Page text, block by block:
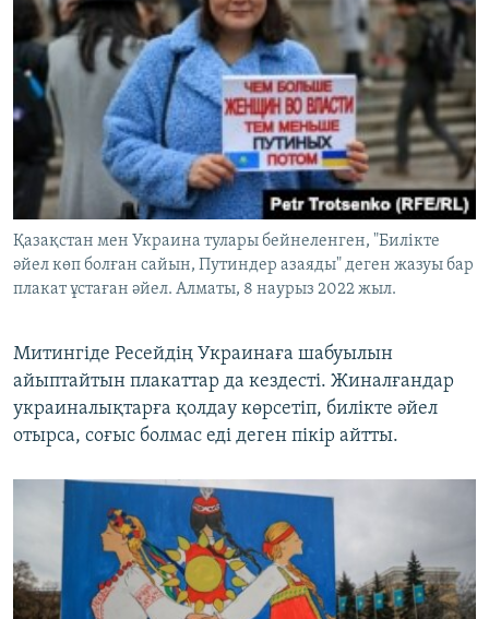
Қазақстан мен Украина тулары бейнеленген, "Билікте
әйел көп болған сайын, Путиндер азаяды" деген жазуы бар
плакат ұстаған әйел. Алматы, 8 наурыз 2022 жыл.
Митингіде Ресейдің Украинаға шабуылын
айыптайтын плакаттар да кездесті. Жиналғандар
украиналықтарға қолдау көрсетіп, билікте әйел
отырса, соғыс болмас еді деген пікір айтты.